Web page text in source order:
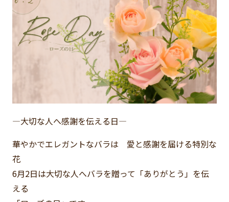
―大切な人へ感謝を伝える日―
華やかでエレガントなバラは 愛と感謝を届ける特別な
花
6月2日は大切な人へバラを贈って「ありがとう」を伝
える